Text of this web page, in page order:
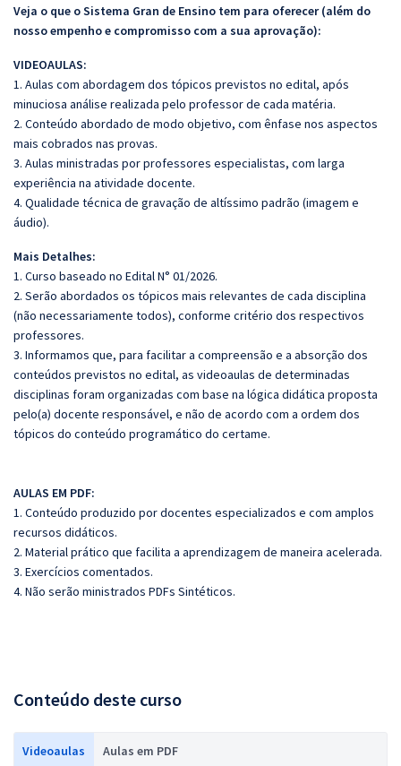
Veja o que o Sistema Gran de Ensino tem para oferecer (além do
nosso empenho e compromisso com a sua aprovação):
VIDEOAULAS:
1. Aulas com abordagem dos tópicos previstos no edital, após
minuciosa análise realizada pelo professor de cada matéria.
2. Conteúdo abordado de modo objetivo, com ênfase nos aspectos
mais cobrados nas provas.
3. Aulas ministradas por professores especialistas, com larga
experiência na atividade docente.
4. Qualidade técnica de gravação de altíssimo padrão (imagem e
áudio).
Mais Detalhes:
1. Curso baseado no Edital N° 01/2026.
2. Serão abordados os tópicos mais relevantes de cada disciplina
(não necessariamente todos), conforme critério dos respectivos
professores.
3. Informamos que, para facilitar a compreensão e a absorção dos
conteúdos previstos no edital, as videoaulas de determinadas
disciplinas foram organizadas com base na lógica didática proposta
pelo(a) docente responsável, e não de acordo com a ordem dos
tópicos do conteúdo programático do certame.
AULAS EM PDF:
1. Conteúdo produzido por docentes especializados e com amplos
recursos didáticos.
2. Material prático que facilita a aprendizagem de maneira acelerada.
3. Exercícios comentados.
4. Não serão ministrados PDFs Sintéticos.
Conteúdo deste curso
Videoaulas Aulas em PDF